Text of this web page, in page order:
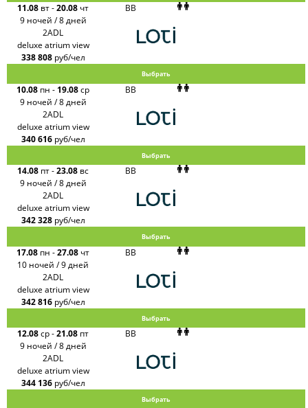
11.08 вт-20.08 чт
9 ночей / 8 дней
BB
2ADL
deluxe atrium view
338 808 руб/чел
Выбрать
10.08 пн - 19.08ср
9 ночей / 8 дней
BB
2ADL
deluxe atrium view
340 616 руб/чел
Выбрать
14.08 пт-23.08 вс
9 ночей / 8 дней
BB
2ADL
deluxe atrium view
342 328 руб/чел
Выбрать
17.08 пн -27.08 чт
10 ночей / 9 дней
BB
2ADL
deluxe atrium view
342 816 руб/чел
Выбрать
12.08ср-21.08 пт
9 ночей / 8 дней
BB
2ADL
deluxe atrium view
344 136 руб/чел
Выбрать